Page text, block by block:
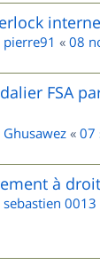
interne
pierre91 « 08
FSA
Ghusawez « 07
à
sebastien 0013